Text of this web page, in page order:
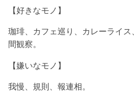
【好きなモノ】
珈琲、カフェ巡り、カレーライス
間観察。
【嫌いなモノ】
我慢、規則、報連相。